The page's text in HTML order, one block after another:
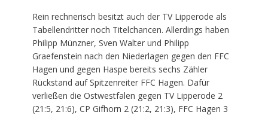
Rein rechnerisch besitzt auch der TV Lipperode als
Tabellendritter noch Titelchancen. Allerdings haben
Philipp Münzner, Sven Walter und Philipp
Graefenstein nach den Niederlagen gegen den FFC
Hagen und gegen Haspe bereits sechs Zähler
Rückstand auf Spitzenreiter FFC Hagen. Dafür
verließen die Ostwestfalen gegen TV Lipperode 2
(21:5, 21:6), CP Gifhorn 2 (21:2, 21:3), FFC Hagen 3